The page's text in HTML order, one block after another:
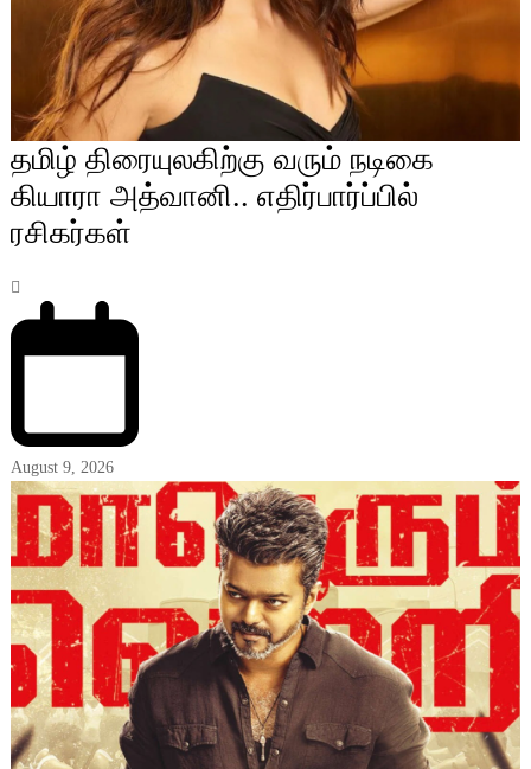
தமிழ் திரையுலகிற்கு வரும் நடிகை
கியாரா அத்வானி.. எதிர்பார்ப்பில்
ரசிகர்கள்
August 9, 2026